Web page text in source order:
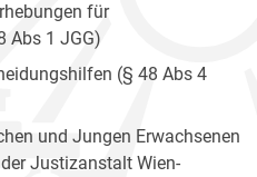
für
Abs 1 JGG)
(§ 48 Abs 4
und Jungen Erwachsenen
Justizanstalt Wien-